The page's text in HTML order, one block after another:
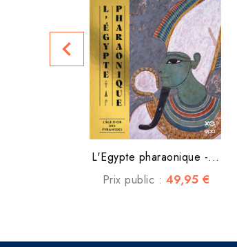
L'Egypte pharaonique -...
Prix public : 49,95 €
navigate_before